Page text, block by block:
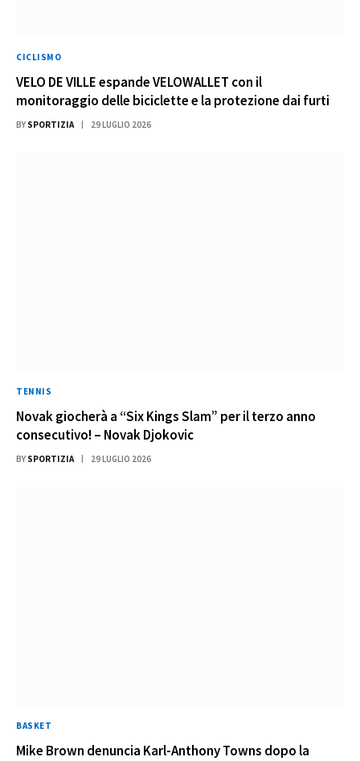
CICLISMO
VELO DE VILLE espande VELOWALLET con il
monitoraggio delle biciclette e la protezione dai furti
BY SPORTIZIA 29 LUGLIO 2026
TENNIS
Novak giocherà a “Six Kings Slam” per il terzo anno
consecutivo! – Novak Djokovic
BY SPORTIZIA 29 LUGLIO 2026
BASKET
Mike Brown denuncia Karl-Anthony Towns dopo la